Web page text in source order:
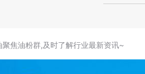
聚焦油粉群,及时了解行业最新资讯~